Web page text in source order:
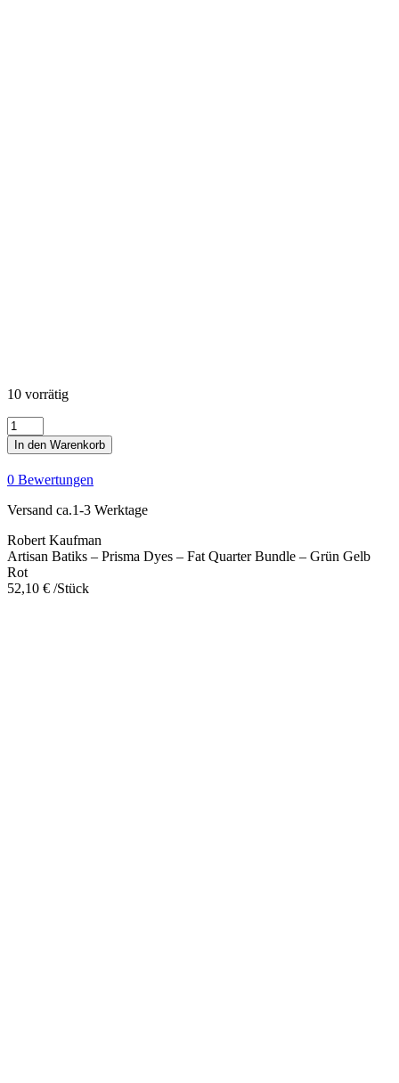
10 vorrätig
Artisan
Batiks
-
Prisma
Dyes
-
Fat
Quarter
Bundle
-
Grün
Gelb
In den Warenkorb
0 Bewertungen
Versand ca.1-3 Werktage
Robert Kaufman
Artisan Batiks – Prisma Dyes – Fat Quarter Bundle – Grün Gelb
Rot
52,10 € /Stück